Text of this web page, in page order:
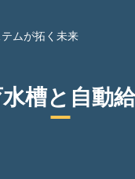
ムが拓く未来
槽と自動